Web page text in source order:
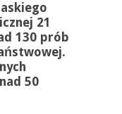
21
130 prób
50